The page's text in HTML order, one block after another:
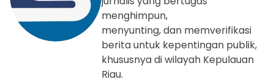
menghimpun,
menyunting, dan memverifikasi
berita untuk kepentingan publik,
khususnya di wilayah Kepulauan
Riau.